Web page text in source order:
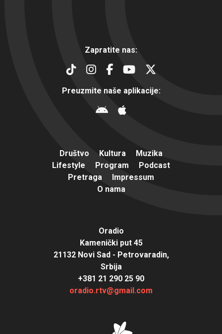
Zapratite nas:
Preuzmite naše aplikacije:
Društvo Kultura
Muzika
Lifestyle
Program
Podcast
Pretraga
Impressum
O nama
Oradio
Kamenički put 45
21132 Novi Sad - Petrovaradin,
Srbija
+381 21 290 25 90
oradio.rtv@gmail.com